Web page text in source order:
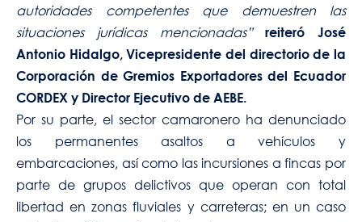
autoridades competentes que demuestren las
situaciones jurídicas mencionadas”
reiteró José
Antonio Hidalgo, Vicepresidente del directorio de la
Corporación de Gremios Exportadores del Ecuador
CORDEX y Director Ejecutivo de AEBE.
Por su parte, el sector camaronero ha denunciado
los permanentes asaltos a vehículos y
embarcaciones, así como las incursiones a fincas por
parte de grupos delictivos que operan con total
libertad en zonas fluviales y carreteras; en un caso